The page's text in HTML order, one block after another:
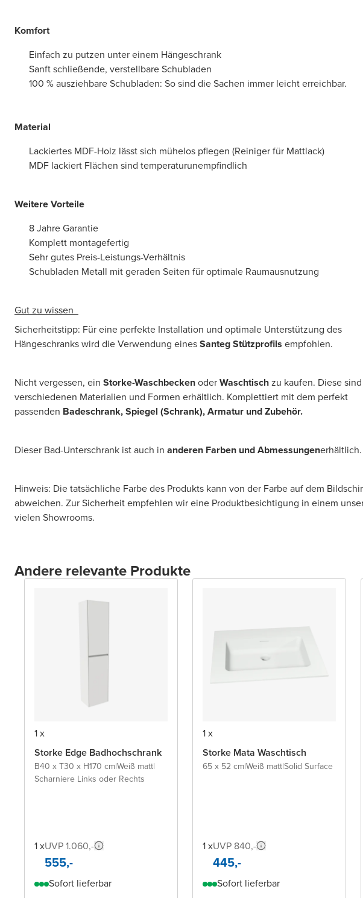
Komfort
Einfach zu putzen unter einem Hängeschrank
Sanft schließende, verstellbare Schubladen
100 % ausziehbare Schubladen: So sind die Sachen immer leicht erreichbar.
Material
Lackiertes MDF-Holz lässt sich mühelos pflegen (Reiniger für Mattlack)
MDF lackiert Flächen sind temperaturunempfindlich
Weitere Vorteile
8 Jahre Garantie
Komplett montagefertig
Sehr gutes Preis-Leistungs-Verhältnis
Schubladen Metall mit geraden Seiten für optimale Raumausnutzung
Gut zu wissen
Sicherheitstipp: Für eine perfekte Installation und optimale Unterstützung des
Hängeschranks wird die Verwendung einesSanteg Stützprofils empfohlen.
Nicht vergessen, ein Storke-WaschbeckenoderWaschtischzu kaufen. Diese
verschiedenen Materialien und Formen erhältlich. Komplettiert mit dem perfekt
passenden Badeschrank, Spiegel (Schrank), Armatur und Zubehör.
Dieser Bad-Unterschrank ist auch in anderen Farben und Abmessungenerhältlich.
Hinweis: Die tatsächliche Farbe des Produkts kann von der Farbe auf dem
abweichen. Zur Sicherheit empfehlen wir eine Produktbesichtigung in einem
vielen Showrooms.
Andere relevante Produkte
1 x
Storke Edge Badhochschrank
B40 x T30 x H170 cm|Weiß matt|
Scharniere Links oder Rechts
1 xUVP 1.060,-
555,-
Sofort lieferbar
1 x
Storke Mata Waschtisch
65 x 52 cm|Weiß matt|Solid Surface
1 xUVP 840,-
445,-
Sofort lieferbar